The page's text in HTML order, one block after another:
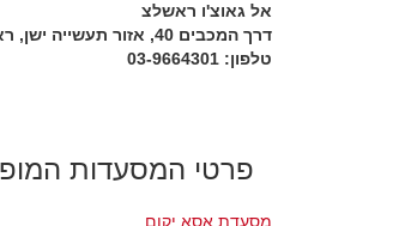
אל גאוצ'ו ראשלצ
דרך המכבים 40, אזור תעשייה ישן, ראשון לציון
טלפון: 03-9664301
פרטי המסעדות
מסעדת אסא יקום